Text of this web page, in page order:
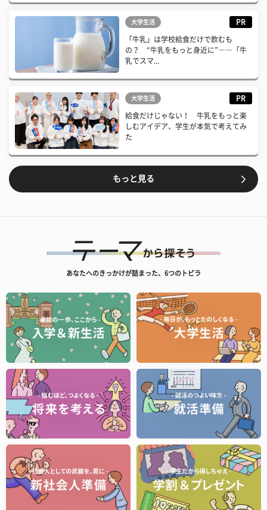
大学生活 PR
「牛乳」は学校給食だけで飲むも
の？ “牛乳をもっと身近に”――「牛
乳でスマ...
大学生活 PR
給食だけじゃない！ 牛乳をもっと楽
しむアイデア、学生が本気で考えてみ
た
もっと見る
あなたへのきっかけが詰まった、6つのトビラ